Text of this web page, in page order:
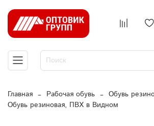
Главная Рабочая обувь
Обувь
Обувь резиновая, ПВХ в Видном